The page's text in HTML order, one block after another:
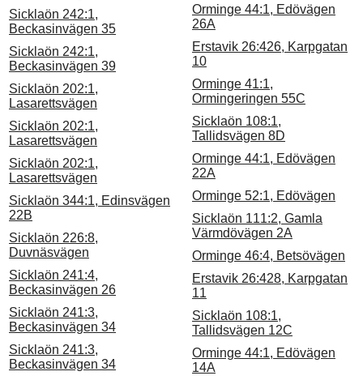
Sicklaön 242:1,
Beckasinvägen 35
Sicklaön 242:1,
Beckasinvägen 39
Sicklaön 202:1,
Lasarettsvägen
Sicklaön 202:1,
Lasarettsvägen
Sicklaön 202:1,
Lasarettsvägen
Sicklaön 344:1, Edinsvägen
22B
Sicklaön 226:8,
Duvnäsvägen
Sicklaön 241:4,
Beckasinvägen 26
Sicklaön 241:3,
Beckasinvägen 34
Sicklaön 241:3,
Beckasinvägen 34
Orminge 44:1, Edövägen
26A
Erstavik 26:426, Karpgatan
10
Orminge 41:1,
Ormingeringen 55C
Sicklaön 108:1,
Tallidsvägen 8D
Orminge 44:1, Edövägen
22A
Orminge 52:1, Edövägen
Sicklaön 111:2, Gamla
Värmdövägen 2A
Orminge 46:4, Betsövägen
Erstavik 26:428, Karpgatan
11
Sicklaön 108:1,
Tallidsvägen 12C
Orminge 44:1, Edövägen
14A